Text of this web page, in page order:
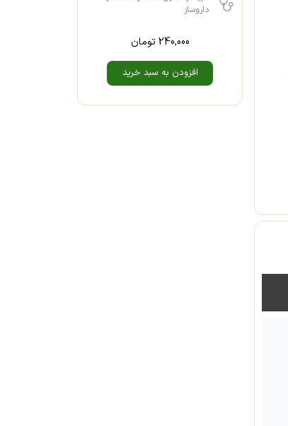
داروساز
240,000 تومان
افزودن به سبد خرید